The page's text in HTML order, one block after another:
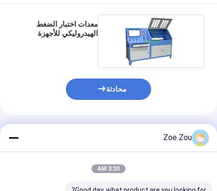
معدات اختبار الضغط
الهيدروليكي للأجهزة
محادثة
المنتجات الموصى بها
Zoe Zou
3:30 AM